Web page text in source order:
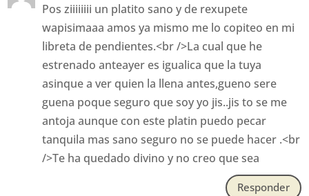
Pos ziiiiiiii un platito sano y de rexupete
wapisimaaa amos ya mismo me lo copiteo en mi
libreta de pendientes.<br />La cual que he
estrenado anteayer es igualica que la tuya
asinque a ver quien la llena antes,gueno sere
guena poque seguro que soy yo jis..jis to se me
antoja aunque con este platin puedo pecar
tanquila mas sano seguro no se puede hacer .<br
/>Te ha quedado divino y no creo que sea
Responder